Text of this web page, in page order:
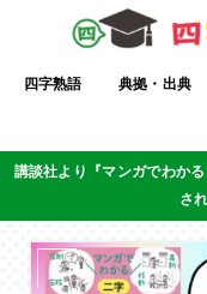
四字熟語 典拠・出典
講談社より『マンガでわか
さ